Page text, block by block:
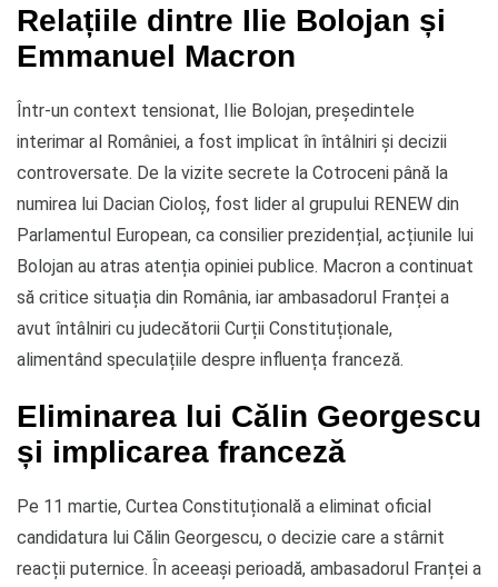
Relațiile dintre Ilie Bolojan și
Emmanuel Macron
Într-un context tensionat, Ilie Bolojan, președintele
interimar al României, a fost implicat în întâlniri și decizii
controversate. De la vizite secrete la Cotroceni până la
numirea lui Dacian Cioloș, fost lider al grupului RENEW din
Parlamentul European, ca consilier prezidențial, acțiunile lui
Bolojan au atras atenția opiniei publice. Macron a continuat
să critice situația din România, iar ambasadorul Franței a
avut întâlniri cu judecătorii Curții Constituționale,
alimentând speculațiile despre influența franceză.
Eliminarea lui Călin Georgescu
și implicarea franceză
Pe 11 martie, Curtea Constituțională a eliminat oficial
candidatura lui Călin Georgescu, o decizie care a stârnit
reacții puternice. În aceeași perioadă, ambasadorul Franței a